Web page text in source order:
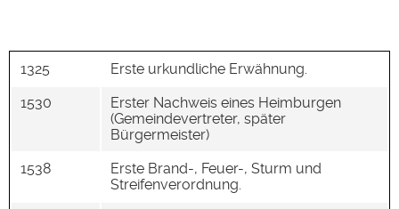
1325
Erste urkundliche Erwähnung.
1530
Erster Nachweis eines Heimburgen
(Gemeindevertreter, später
Bürgermeister)
1538
Erste Brand-, Feuer-, Sturm und
Streifenverordnung.